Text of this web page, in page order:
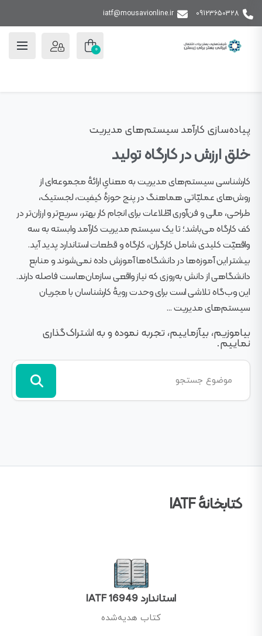
09123650328
iatf@mousavionline.ir
0
پیاده‌سازی کارآمد سیستم‌های مدیریت
خلق ارزش در کارگاه تولید
کارشناسی سیستم‌های مدیریت به معنایِ ارائهٔ مجموعه‌ای از
روش‌های عملیّاتی هماهنگ در پنج حوزهٔ کیفیت، لجستیک،
طراحی، مالی و فن‌آوری اطّلاعات برای انجام کار بهتر، سریع‌تر و ارزان‌تر در
کف کارگاه می‌باشد؛ تا یک سیستم مدیریت کارآمد وابسته به سه
واقعیّت کلیدی شامل کارگران، کارگاه و قطعات استاندارد پدید آید.
بیشتر این آموزه‌ها در دانشگاه‌ها آموزش داده نمی‌شوند و منابع
دانشگاهی از دانش به‌روزی که نیاز واقعی سازمان‌هاست فاصله دارند.
این وب‌گاه تلاشی است برای وحدت رویهٔ کارشناسان با مجریان
سیستم‌های مدیریت ...
بیاموزیم، بیآزماییم، تجربه نموده و به اشتراک‌گذاری
نماییم.
کتابخانهٔ IATF
استاندارد IATF 16949
کتاب هدیه‌شده